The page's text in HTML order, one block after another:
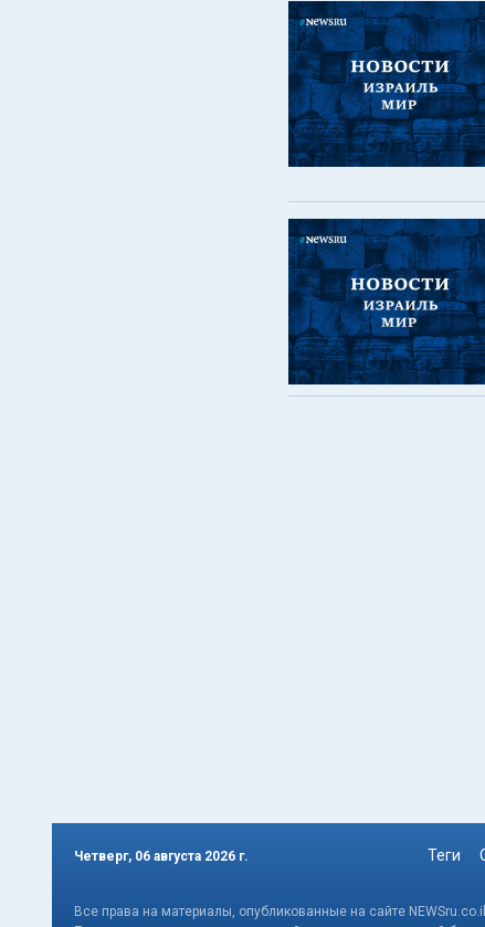
Четверг, 06 августа 2026 г. Теги
Все права на материалы, опубликованные на сайте